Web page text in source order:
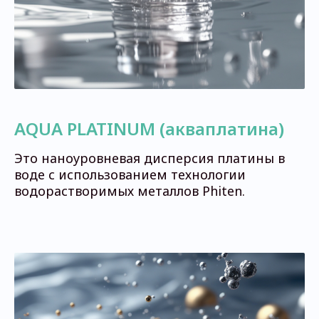
AQUA PLATINUM (акваплатина)
Это наноуровневая дисперсия платины в
воде с использованием технологии
водорастворимых металлов Phiten.